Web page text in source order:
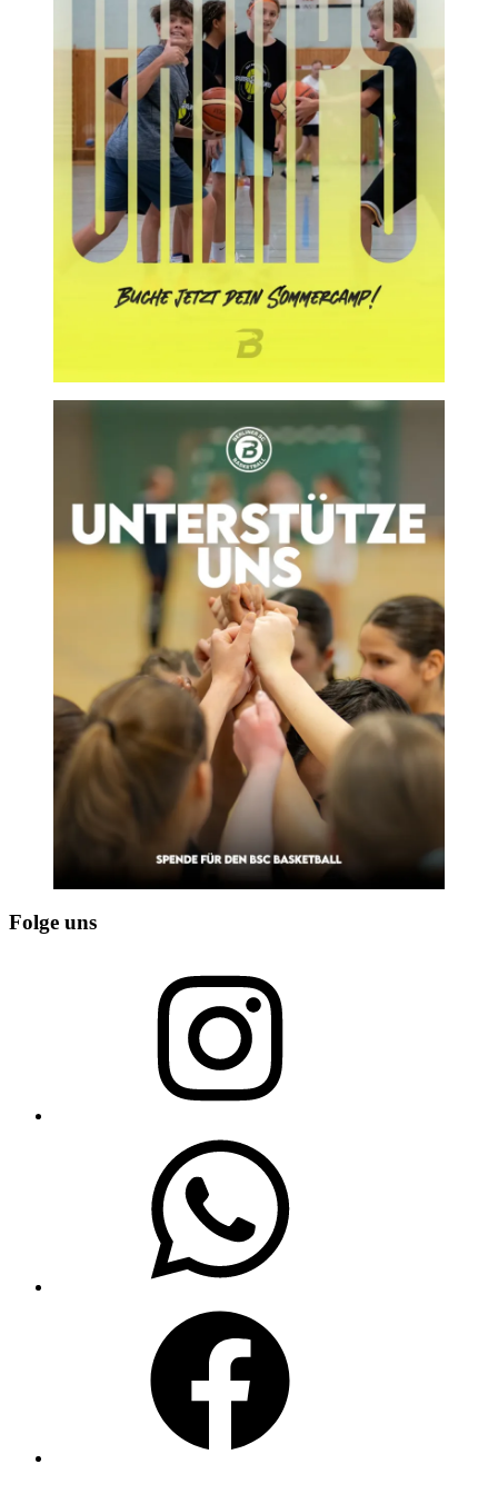
Folge uns